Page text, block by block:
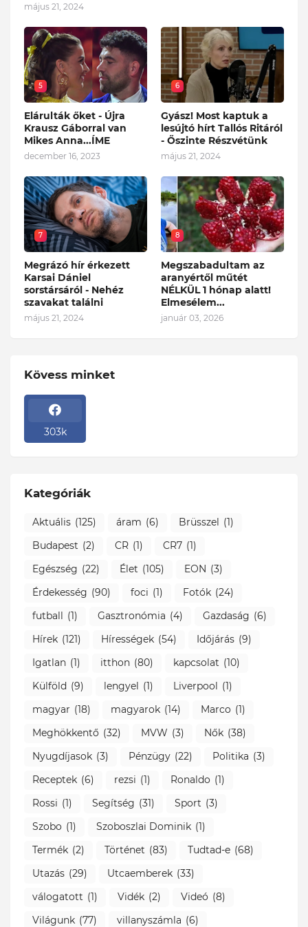
május 21, 2024
5
Elárulták őket - Újra
Krausz Gáborral van
Mikes Anna...ÍME
december 16, 2023
6
Gyász! Most kaptuk a
lesújtó hírt Tallós Ritáról
- Őszinte Részvétünk
május 21, 2024
7
Megrázó hír érkezett
Karsai Dániel
sorstársáról - Nehéz
szavakat találni
május 21, 2024
8
Megszabadultam az
aranyértől műtét
NÉLKÜL 1 hónap alatt!
Elmesélem...
január 03, 2026
Kövess minket
303k
Kategóriák
Aktuális (125) áram (6) Brüsszel (1)
Budapest (2) CR (1) CR7 (1)
Egészség (22) Élet (105) EON (3)
Érdekesség (90) foci (1) Fotók (24)
futball (1) Gasztronómia (4) Gazdaság (6)
Hírek (121) Hírességek (54) Időjárás (9)
Igatlan (1) itthon (80) kapcsolat (10)
Külföld (9) lengyel (1) Liverpool (1)
magyar (18) magyarok (14) Marco (1)
Meghökkentő (32) MVW (3) Nők (38)
Nyugdíjasok (3) Pénzügy (22) Politika (3)
Receptek (6) rezsi (1) Ronaldo (1)
Rossi (1) Segítség (31) Sport (3)
Szobo (1) Szoboszlai Dominik (1)
Termék (2) Történet (83) Tudtad-e (68)
Utazás (29) Utcaemberek (33)
válogatott (1) Vidék (2) Videó (8)
Világunk (77) villanyszámla (6)